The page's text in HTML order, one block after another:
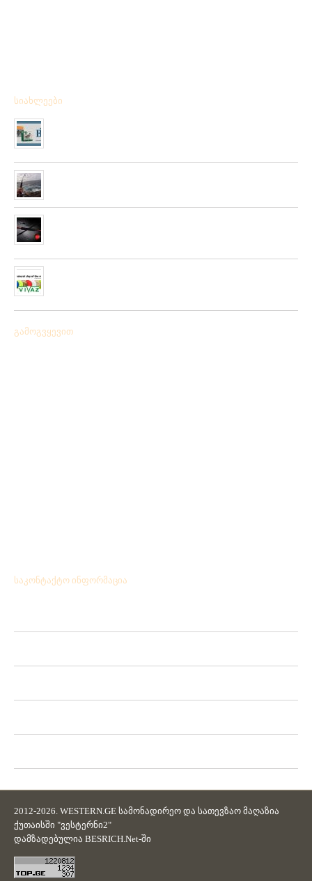
სიახლეები
გამოგვყევით
საკონტაქტო ინფორმაცია
2012-2026. WESTERN.GE სამონადირეო და სათევზაო მაღაზია
ქუთაისში "ვესტერნი2"
დამზადებულია BESRICH.Net-ში